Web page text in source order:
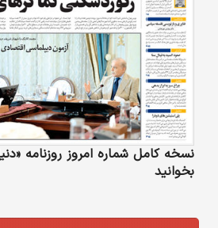
نسخه کامل شماره امروز روزنامه
بخوانید